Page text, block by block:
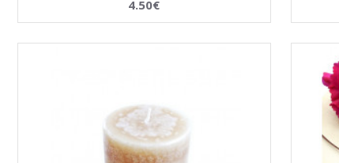
4.50€